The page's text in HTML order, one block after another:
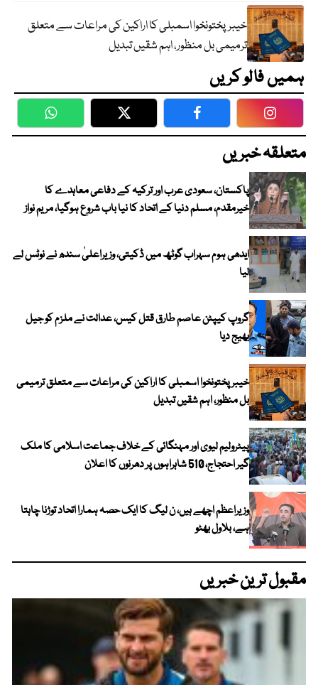
خیبرپختونخوا اسمبلی کا اراکین کی مراعات سے متعلق
ترمیمی بل منظور، اہم شقیں تبدیل
ہمیں فالو کریں
WhatsApp Twitter Facebook
متعلقہ خبریں
پاکستان، سعودی عرب اور ترکیہ کے دفاعی معاہدے کا
خیرمقدم، مسلم دنیا کے اتحاد کا نیا باب شروع ہوگیا، مریم نواز
ایدھی ہوم سہراب گوٹھ میں ڈکیتی، وزیراعلیٰ سندھ نے نوٹس لے
لیا
گروپ کیپٹن عاصم طارق قتل کیس، عدالت نے ملزم کو جیل
بھیج دیا
خیبرپختونخوا اسمبلی کا اراکین کی مراعات سے متعلق ترمیمی
بل منظور، اہم شقیں تبدیل
پیٹرولیم لیوی اور مہنگائی کے خلاف جماعت اسلامی کا ملک
گیر احتجاج، 510 شاہراہوں پر دھرنوں کا اعلان
وزیراعظم اچھے ہیں، ن لیگ کا ایک حصہ ہمارا اتحاد توڑنا چاہتا
ہے، بلاول بھٹو
مقبول ترین خبریں